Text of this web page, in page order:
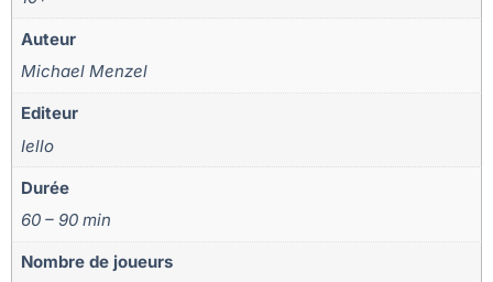
Auteur
Michael Menzel
Editeur
Iello
Durée
60 – 90 min
Nombre de joueurs